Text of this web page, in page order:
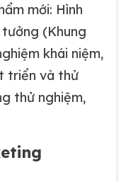
mới: Hình
(Khung
khái niệm,
triển và thử
thử nghiệm,